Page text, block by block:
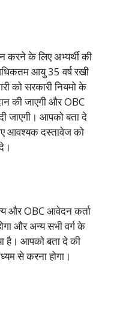
करने के लिए अभ्यर्थी की
आयु 35 वर्ष रखी
को सरकारी नियमो के
की जाएगी और OBC
जाएगी। आपको बता दे
आवश्यक दस्तावेज को
और OBC आवेदन कर्ता
और अन्य सभी वर्ग के
है। आपको बता दे की
से करना होगा।